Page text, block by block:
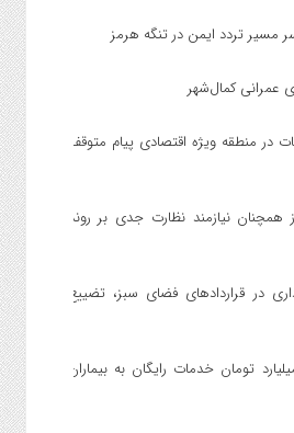
مسیر تردد ایمن در تنگه هرمز
عمرانی کمال‌شهر
در منطقه ویژه اقتصادی پیام متوقف
همچنان نیازمند نظارت جدی بر روند
در قراردادهای فضای سبز، تضییع
سلامت البرز ۲۰ میلیارد تومان خدمات رایگان به بیماران